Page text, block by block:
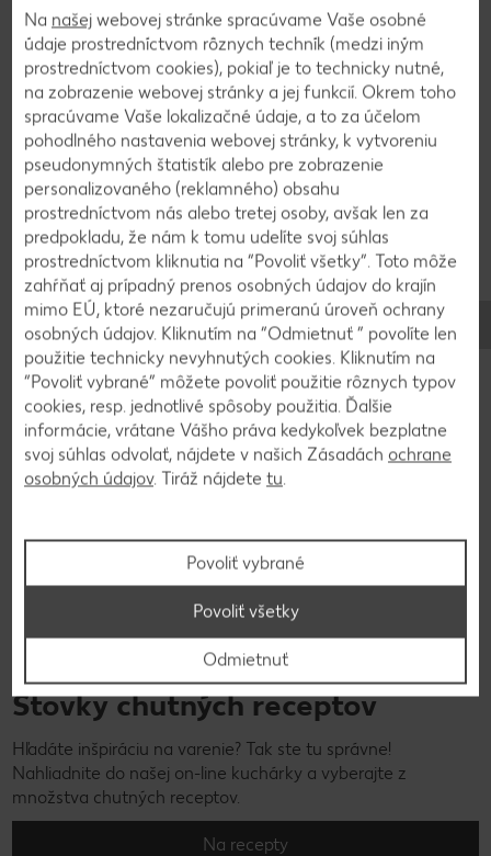
2
150 ml vody prevaríme spolu s hnedým cukrom a
šťavou z limety, pridáme jahody, limetovú kôru,
rozmixujeme a necháme vychladnúť. Mrazené
kúsky melónu rozmixujeme s jahodovým pyré a
tonikom, rozdelíme do 4 pohárov a dozdobíme
čerstvou mätou a kúskami melónu a jahôd.
Späť na prehľad
Stovky chutných receptov
Hľadáte inšpiráciu na varenie? Tak ste tu správne!
Nahliadnite do našej on-line kuchárky a vyberajte z
množstva chutných receptov.
Na recepty
Na našej webovej stránke spracúvame Vaše osobné
údaje prostredníctvom rôznych techník (medzi iným
prostredníctvom cookies), pokiaľ je to technicky nutné,
na zobrazenie webovej stránky a jej funkcií. Okrem toho
spracúvame Vaše lokalizačné údaje, a to za účelom
pohodlného nastavenia webovej stránky, k vytvoreniu
pseudonymných štatistík alebo pre zobrazenie
personalizovaného (reklamného) obsahu
prostredníctvom nás alebo tretej osoby, avšak len za
predpokladu, že nám k tomu udelíte svoj súhlas
prostredníctvom kliknutia na “Povoliť všetky”. Toto môže
zahŕňať aj prípadný prenos osobných údajov do krajín
mimo EÚ, ktoré nezaručujú primeranú úroveň ochrany
osobných údajov. Kliknutím na “Odmietnuť ” povolíte len
použitie technicky nevyhnutých cookies. Kliknutím na
“Povoliť vybrané” môžete povoliť použitie rôznych typov
cookies, resp. jednotlivé spôsoby použitia. Ďalšie
informácie, vrátane Vášho práva kedykoľvek bezplatne
svoj súhlas odvolať, nájdete v našich Zásadách ochrane
osobných údajov. Tiráž nájdete tu.
Povoliť vybrané
Odmietnuť
Povoliť všetky